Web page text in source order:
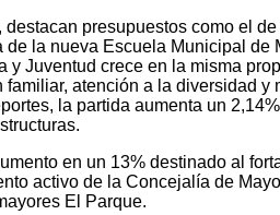
presupuestos como el
de la nueva Escuela Municipal de
y Juventud crece en la misma
atención a la diversidad y
la partida aumenta un
en un 13% destinado al
activo de la Concejalía de
El Parque.